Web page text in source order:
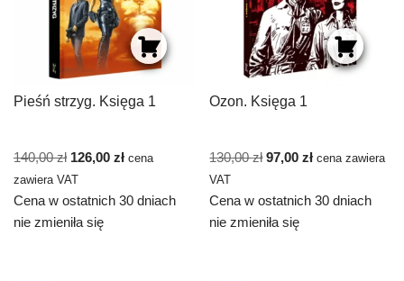
Pieśń strzyg. Księga 1
140,00zł 126,00 zł cena
zawiera VAT
Cena w ostatnich 30 dniach
nie zmieniła się
Ozon. Księga 1
130,00zł 97,00zł cena zawiera
VAT
Cena w ostatnich 30 dniach
nie zmieniła się